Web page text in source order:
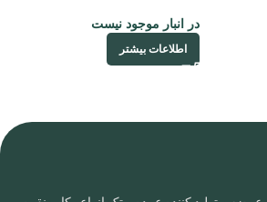
در انبار موجود نیست
اطلاعات بیشتر